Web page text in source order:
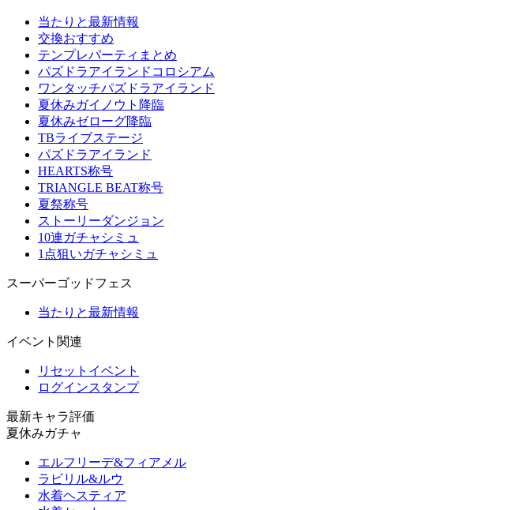
当たりと最新情報
交換おすすめ
テンプレパーティまとめ
パズドラアイランドコロシアム
ワンタッチパズドラアイランド
夏休みガイノウト降臨
夏休みゼローグ降臨
TBライブステージ
パズドラアイランド
HEARTS称号
TRIANGLE BEAT称号
夏祭称号
ストーリーダンジョン
10連ガチャシミュ
1点狙いガチャシミュ
スーパーゴッドフェス
当たりと最新情報
イベント関連
リセットイベント
ログインスタンプ
最新キャラ評価
夏休みガチャ
エルフリーデ&フィアメル
ラビリル&ルウ
水着ヘスティア